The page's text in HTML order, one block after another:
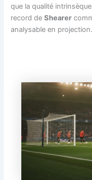
que la qualité
record deShearer
analysable en projection.